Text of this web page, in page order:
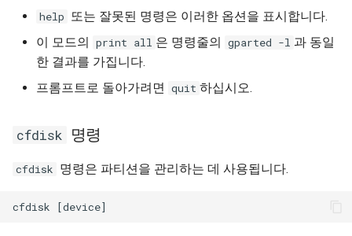
help 또는 잘못된 명령은 이러한 옵션을 표시합니다.
이 모드의 print all 은 명령줄의 gparted -l 과 동일
한 결과를 가집니다.
프롬프트로 돌아가려면 quit 하십시오.
cfdisk 명령
cfdisk 명령은 파티션을 관리하는 데 사용됩니다.